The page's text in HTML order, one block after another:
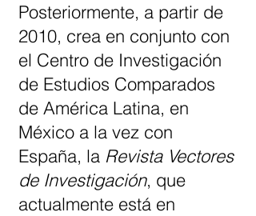
Posteriormente, a partir de
2010, crea en conjunto con
el Centro de Investigación
de Estudios Comparados
de América Latina, en
México a la vez con
España, la Revista Vectores
de Investigación, que
actualmente está en